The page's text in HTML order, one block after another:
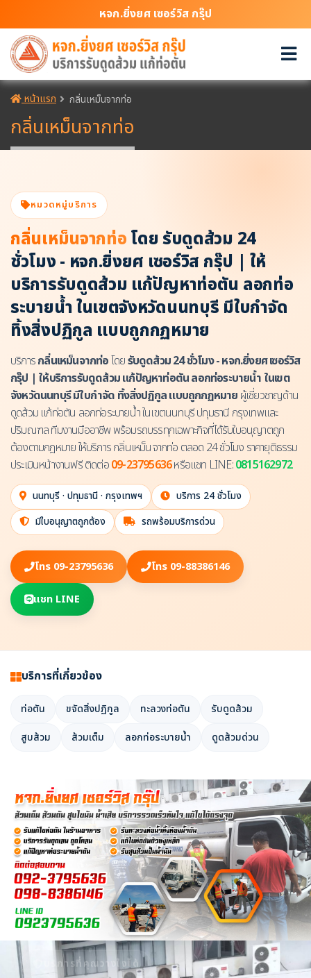
หจก.ยิ่งยศ เซอร์วิส กรุ๊ป
หน้าแรก กลิ่นเหม็นจากท่อ
กลิ่นเหม็นจากท่อ
หมวดหมู่บริการ
กลิ่นเหม็นจากท่อโดย รับดูดส้วม 24
ชั่วโมง - หจก.ยิ่งยศ เซอร์วิส กรุ๊ป | ให้
บริการรับดูดส้วม แก้ปัญหาท่อตัน ลอกท่อ
ระบายน้ำ ในเขตจังหวัดนนทบุรี มีใบกำจัด
ทิ้งสิ่งปฏิกูล แบบถูกกฏหมาย
บริการกลิ่นเหม็นจากท่อโดยรับดูดส้วม 24 ชั่วโมง - หจก.ยิ่งยศ เซอร์วิส
กรุ๊ป | ให้บริการรับดูดส้วม แก้ปัญหาท่อตัน ลอกท่อระบายน้ำ ในเขต
จังหวัดนนทบุรี มีใบกำจัด ทิ้งสิ่งปฏิกูล แบบถูกกฏหมาย ผู้เชี่ยวชาญด้าน
ดูดส้วม แก้ท่อตัน ลอกท่อระบายน้ำ ในเขตนนทบุรี ปทุมธานี กรุงเทพและ
ปริมณฑล ทีมงานมืออาชีพ พร้อมรถบรรทุกเฉพาะกิจที่ได้รับใบอนุญาตถูก
ต้องตามกฎหมาย ให้บริการ กลิ่นเหม็นจากท่อ ตลอด 24 ชั่วโมง ราคายุติธรรม
ประเมินหน้างานฟรี ติดต่อ09-23795636หรือแชท LINE:0815162972
นนทบุรี · ปทุมธานี · กรุงเทพฯ
บริการ 24 ชั่วโมง
มีใบอนุญาตถูกต้อง
รถพร้อมบริการด่วน
โทร 09-23795636 โทร 09-88386146
แชท LINE
บริการที่เกี่ยวข้อง
ท่อตัน ขจัดสิ่งปฏิกูล ทะลวงท่อตัน
รับดูดส้วม
สูบส้วม
ส้วมเต็ม ลอกท่อระบายน้ำ ดูดส้วมด่วน
บริการที่คุณวางใจได้